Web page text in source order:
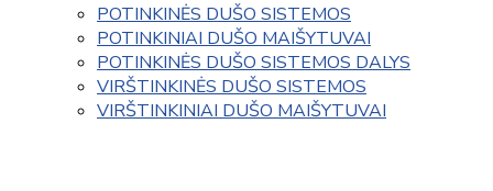
POTINKINĖS DUŠO SISTEMOS
POTINKINIAI DUŠO MAIŠYTUVAI
POTINKINĖS DUŠO SISTEMOS DALYS
VIRŠTINKINĖS DUŠO SISTEMOS
VIRŠTINKINIAI DUŠO MAIŠYTUVAI